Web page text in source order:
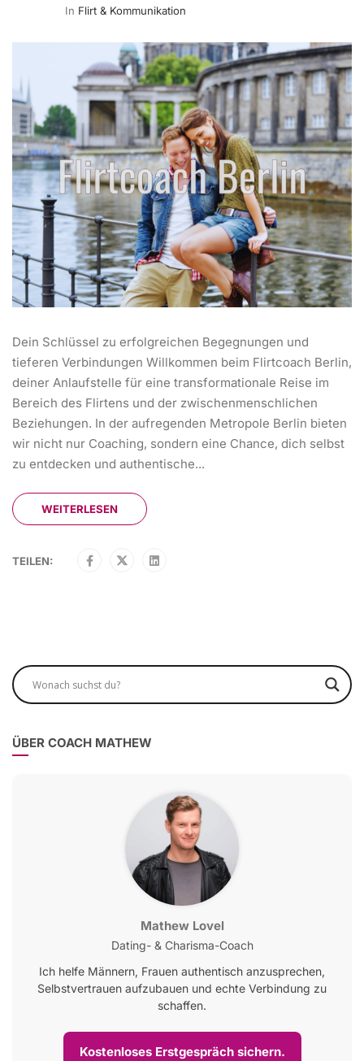
In Flirt & Kommunikation
Dein Schlüssel zu erfolgreichen Begegnungen und
tieferen Verbindungen Willkommen beim Flirtcoach Berlin,
deiner Anlaufstelle für eine transformationale Reise im
Bereich des Flirtens und der zwischenmenschlichen
Beziehungen. In der aufregenden Metropole Berlin bieten
wir nicht nur Coaching, sondern eine Chance, dich selbst
zu entdecken und authentische...
WEITERLESEN
TEILEN:
ÜBER COACH MATHEW
Mathew Lovel
Dating- & Charisma-Coach
Ich helfe Männern, Frauen authentisch anzusprechen,
Selbstvertrauen aufzubauen und echte Verbindung zu
schaffen.
Kostenloses Erstgespräch sichern.